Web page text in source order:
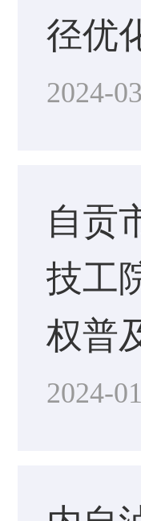
径优
2024-
自贡
技工
权普
2024-